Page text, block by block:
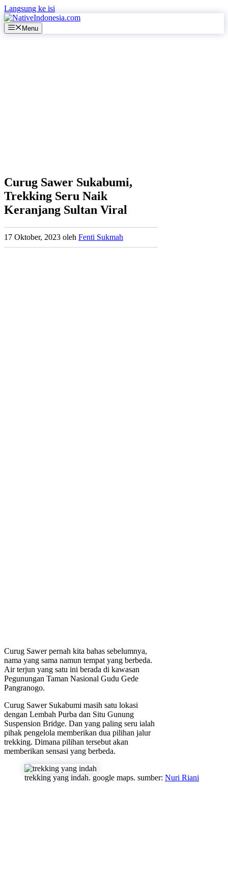
Langsung ke isi
Menu
Curug Sawer Sukabumi,
Trekking Seru Naik
Keranjang Sultan Viral
17 Oktober, 2023 oleh Fenti Sukmah
Curug Sawer pernah kita bahas sebelumnya,
nama yang sama namun tempat yang berbeda.
Air terjun yang satu ini berada di kawasan
Pegunungan Taman Nasional Gudu Gede
Pangranogo.
Curug Sawer Sukabumi masih satu lokasi
dengan Lembah Purba dan Situ Gunung
Suspension Bridge. Dan yang paling seru ialah
pihak pengelola memberikan dua pilihan jalur
trekking. Dimana pilihan tersebut akan
memberikan sensasi yang berbeda.
trekking yang indah. google maps. sumber: Nuri Riani